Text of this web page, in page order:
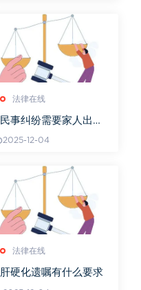
法律在线
民事纠纷需要家人出席
2025-12-04
法律在线
肝硬化遗嘱有什么要求